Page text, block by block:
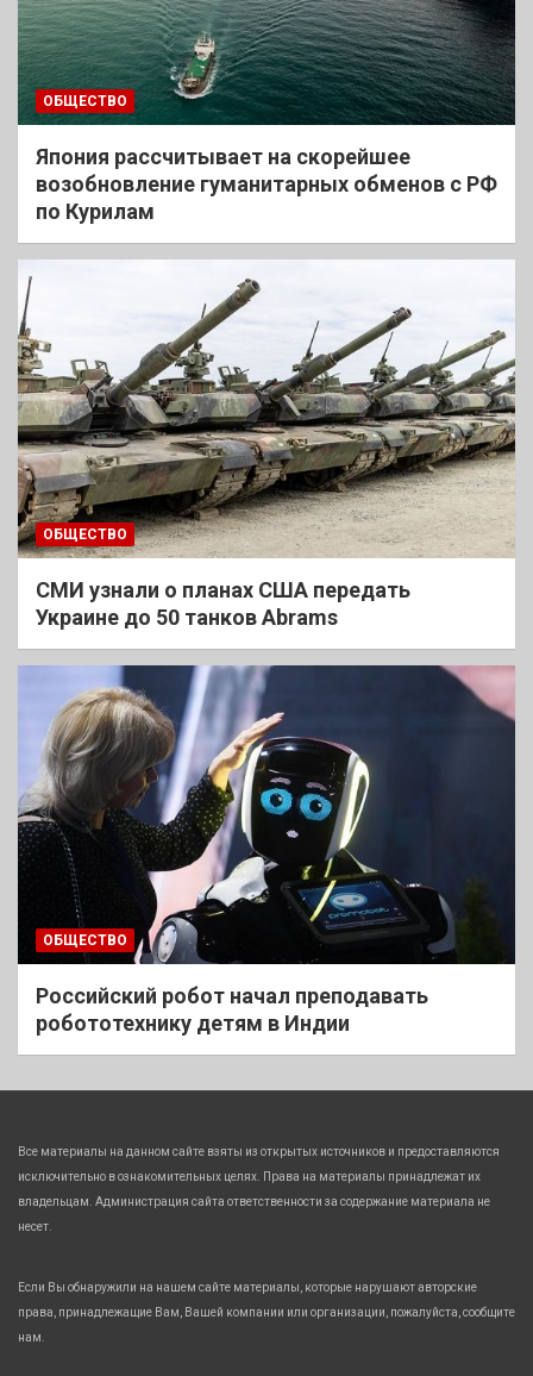
ОБЩЕСТВО
Япония рассчитывает на скорейшее
возобновление гуманитарных обменов с РФ
по Курилам
ОБЩЕСТВО
СМИ узнали о планах США передать
Украине до 50 танков Abrams
ОБЩЕСТВО
Российский робот начал преподавать
робототехнику детям в Индии
Все материалы на данном сайте взяты из открытых источников и предоставляются
исключительно в ознакомительных целях. Права на материалы принадлежат их
владельцам. Администрация сайта ответственности за содержание материала не
несет.
Если Вы обнаружили на нашем сайте материалы, которые нарушают авторские
права, принадлежащие Вам, Вашей компании или организации, пожалуйста, сообщите
нам.